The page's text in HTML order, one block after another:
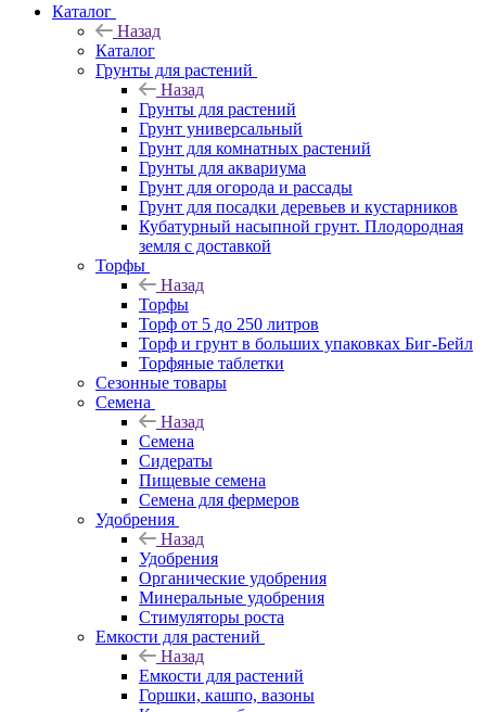
Каталог
Назад
Каталог
Грунты для растений
Назад
Грунты для растений
Грунт универсальный
Грунт для комнатных растений
Грунты для аквариума
Грунт для огорода и рассады
Грунт для посадки деревьев и кустарников
Кубатурный насыпной грунт. Плодородная
земля с доставкой
Торфы
Назад
Торфы
Торф от 5 до 250 литров
Торф и грунт в больших упаковках Биг-Бейл
Торфяные таблетки
Сезонные товары
Семена
Назад
Семена
Сидераты
Пищевые семена
Семена для фермеров
Удобрения
Назад
Удобрения
Органические удобрения
Минеральные удобрения
Стимуляторы роста
Емкости для растений
Назад
Емкости для растений
Горшки, кашпо, вазоны